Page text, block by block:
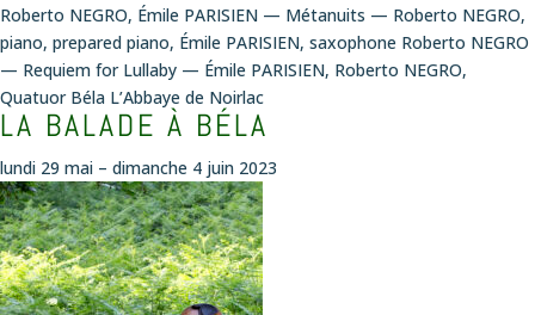
Roberto NEGRO, Émile PARISIEN — Métanuits — Roberto NEGRO,
piano, prepared piano, Émile PARISIEN, saxophone Roberto NEGRO
— Requiem for Lullaby — Émile PARISIEN, Roberto NEGRO,
Quatuor Béla L’Abbaye de Noirlac
LA BALADE À BÉLA
lundi 29 mai – dimanche 4 juin 2023